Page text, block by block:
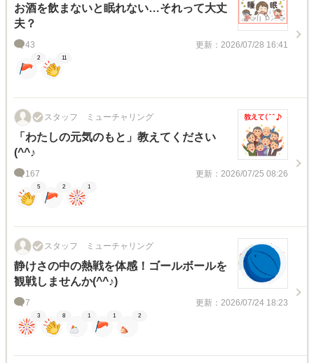
お酒を飲まないと眠れない…それって大丈
夫？
43 更新：2026/07/28 16:41
2 11
スタッフ ミューチャリング
「わたしの元気のもと」教えてください
(^^♪
167 更新：2026/07/25 08:26
5 2 1
スタッフ ミューチャリング
静けさの中の熱戦を体感！ゴールボールを
観戦しませんか(^^♪)
7 更新：2026/07/24 18:23
3 8 1 1 2